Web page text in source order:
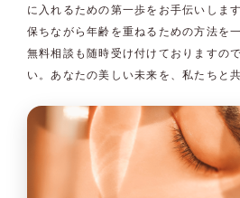
に入れるための第一歩をお手伝いしま
保ちながら年齢を重ねるための方法を
無料相談も随時受け付けておりますの
い。あなたの美しい未来を、私たちと